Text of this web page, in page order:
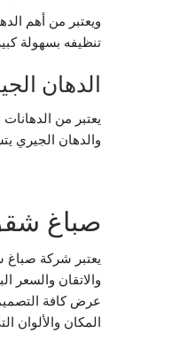
ويعتبر من أهم
تنظيفه بسهولة
الدهان
يعتبر من
والدهان الجيري
صباغ
يعتبر شركة صباغ
والاتقان والسعر
عرض كافة
المكان والألوان